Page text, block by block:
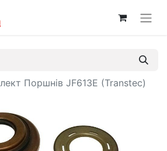
Поршнів JF613E (Transtec)